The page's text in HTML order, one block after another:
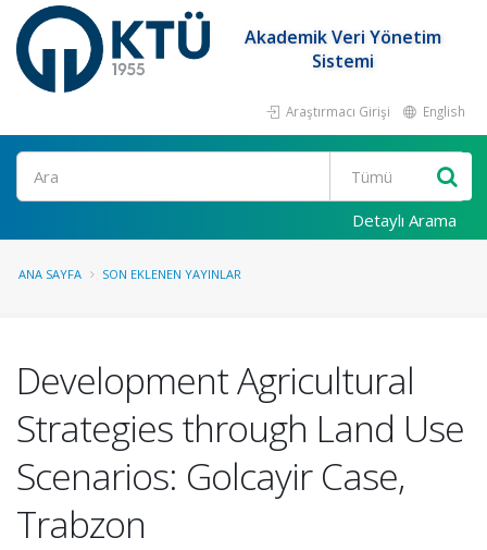
Akademik Veri Yönetim
Sistemi
Araştırmacı Girişi English
Ara
Detaylı Arama
ANA SAYFA SON EKLENEN YAYINLAR
Development Agricultural
Strategies through Land Use
Scenarios: Golcayir Case,
Trabzon